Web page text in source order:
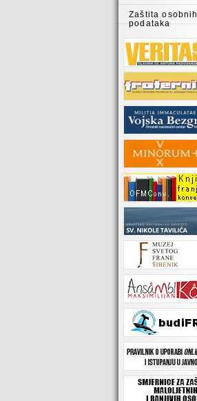
Zaštita osobnih
podataka